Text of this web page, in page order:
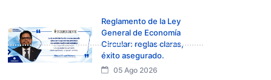
Reglamento de la Ley
General de Economía
Circular: reglas claras,
éxito asegurado.
05 Ago 2026